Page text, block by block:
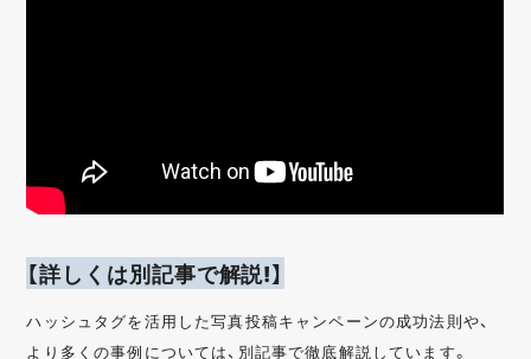
【詳しくは別記事で解説!】
ハッシュタグを活用した写真投稿キャンペーンの成功法則や、
より多くの事例については、別記事で徹底解説しています。